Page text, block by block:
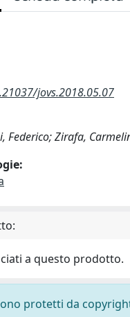
jovs.2018.05.07
Federico; Zirafa,
a questo prodotto.
protetti da